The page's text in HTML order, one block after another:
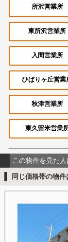
所沢営業所
東所沢営業所
入間営業所
ひばりヶ丘営業
秋津営業所
東久留米営業
この物件を見た
同じ価格帯の物件